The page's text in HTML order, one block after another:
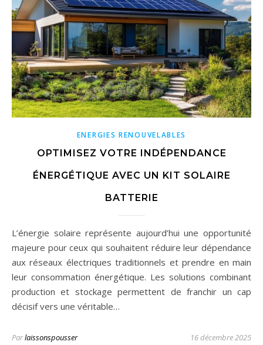
ENERGIES RENOUVELABLES
OPTIMISEZ VOTRE INDÉPENDANCE
ÉNERGÉTIQUE AVEC UN KIT SOLAIRE
BATTERIE
L’énergie solaire représente aujourd’hui une opportunité
majeure pour ceux qui souhaitent réduire leur dépendance
aux réseaux électriques traditionnels et prendre en main
leur consommation énergétique. Les solutions combinant
production et stockage permettent de franchir un cap
décisif vers une véritable…
Parlaissonspousser 16 décembre 2025